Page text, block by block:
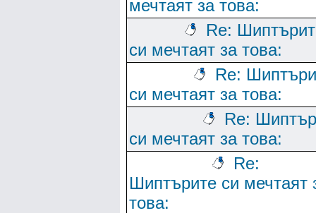
мечтаят за това:
Re:
си мечтаят за това:
Re:
си мечтаят за това:
Re:
си мечтаят за това:
Re:
Шиптърите си мечтаят
това: